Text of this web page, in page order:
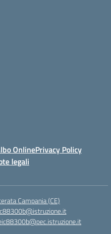
OnlinePrivacy Policy
legali
Campania (CE)